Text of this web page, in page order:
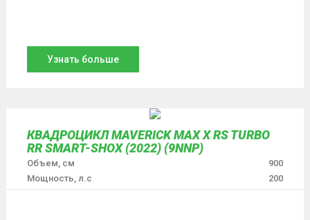
Узнать больше
КВАДРОЦИКЛ MAVERICK MAX X RS TURBO
RR SMART-SHOX (2022) (9NNP)
Объем, см
900
Мощность, л.с
200